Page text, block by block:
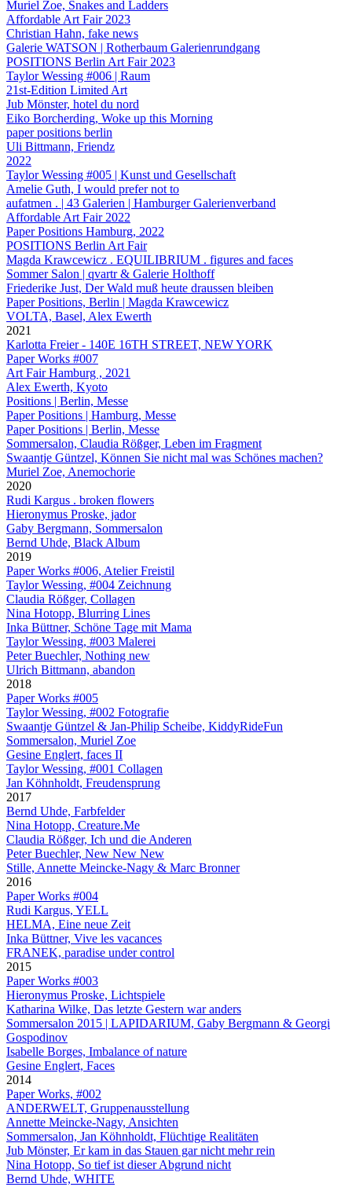
Muriel Zoe, Snakes and Ladders
Affordable Art Fair 2023
Christian Hahn, fake news
Galerie WATSON | Rotherbaum Galerienrundgang
POSITIONS Berlin Art Fair 2023
Taylor Wessing #006 | Raum
21st-Edition Limited Art
Jub Mönster, hotel du nord
Eiko Borcherding, Woke up this Morning
paper positions berlin
Uli Bittmann, Friendz
2022
Taylor Wessing #005 | Kunst und Gesellschaft
Amelie Guth, I would prefer not to
aufatmen . | 43 Galerien | Hamburger Galerienverband
Affordable Art Fair 2022
Paper Positions Hamburg, 2022
POSITIONS Berlin Art Fair
Magda Krawcewicz . EQUILIBRIUM . figures and faces
Sommer Salon | qvartr & Galerie Holthoff
Friederike Just, Der Wald muß heute draussen bleiben
Paper Positions, Berlin | Magda Krawcewicz
VOLTA, Basel, Alex Ewerth
2021
Karlotta Freier - 140E 16TH STREET, NEW YORK
Paper Works #007
Art Fair Hamburg , 2021
Alex Ewerth, Kyoto
Positions | Berlin, Messe
Paper Positions | Hamburg, Messe
Paper Positions | Berlin, Messe
Sommersalon, Claudia Rößger, Leben im Fragment
Swaantje Güntzel, Können Sie nicht mal was Schönes machen?
Muriel Zoe, Anemochorie
2020
Rudi Kargus . broken flowers
Hieronymus Proske, jador
Gaby Bergmann, Sommersalon
Bernd Uhde, Black Album
2019
Paper Works #006, Atelier Freistil
Taylor Wessing, #004 Zeichnung
Claudia Rößger, Collagen
Nina Hotopp, Blurring Lines
Inka Büttner, Schöne Tage mit Mama
Taylor Wessing, #003 Malerei
Peter Buechler, Nothing new
Ulrich Bittmann, abandon
2018
Paper Works #005
Taylor Wessing, #002 Fotografie
Swaantje Güntzel & Jan-Philip Scheibe, KiddyRideFun
Sommersalon, Muriel Zoe
Gesine Englert, faces II
Taylor Wessing, #001 Collagen
Jan Köhnholdt, Freudensprung
2017
Bernd Uhde, Farbfelder
Nina Hotopp, Creature.Me
Claudia Rößger, Ich und die Anderen
Peter Buechler, New New New
Stille, Annette Meincke-Nagy & Marc Bronner
2016
Paper Works #004
Rudi Kargus, YELL
HELMA, Eine neue Zeit
Inka Büttner, Vive les vacances
FRANEK, paradise under control
2015
Paper Works #003
Hieronymus Proske, Lichtspiele
Katharina Wilke, Das letzte Gestern war anders
Sommersalon 2015 | LAPIDARIUM, Gaby Bergmann & Georgi
Gospodinov
Isabelle Borges, Imbalance of nature
Gesine Englert, Faces
2014
Paper Works, #002
ANDERWELT, Gruppenausstellung
Annette Meincke-Nagy, Ansichten
Sommersalon, Jan Köhnholdt, Flüchtige Realitäten
Jub Mönster, Er kam in das Stauen gar nicht mehr rein
Nina Hotopp, So tief ist dieser Abgrund nicht
Bernd Uhde, WHITE